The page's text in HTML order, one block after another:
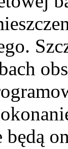
będą